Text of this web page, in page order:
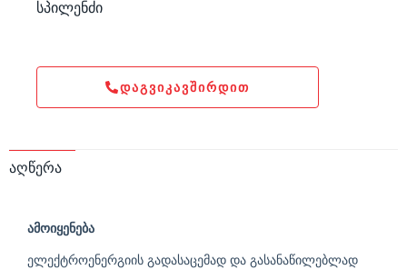
სპილენძი
ᲓᲐᲒᲕᲘᲙᲐᲕᲨᲘᲠᲓᲘᲗ
აღწერა
ამოიყენება
ელექტროენერგიის გადასაცემად და გასანაწილებლად